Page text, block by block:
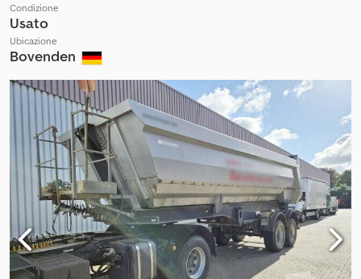
Condizione
Usato
Ubicazione
Bovenden